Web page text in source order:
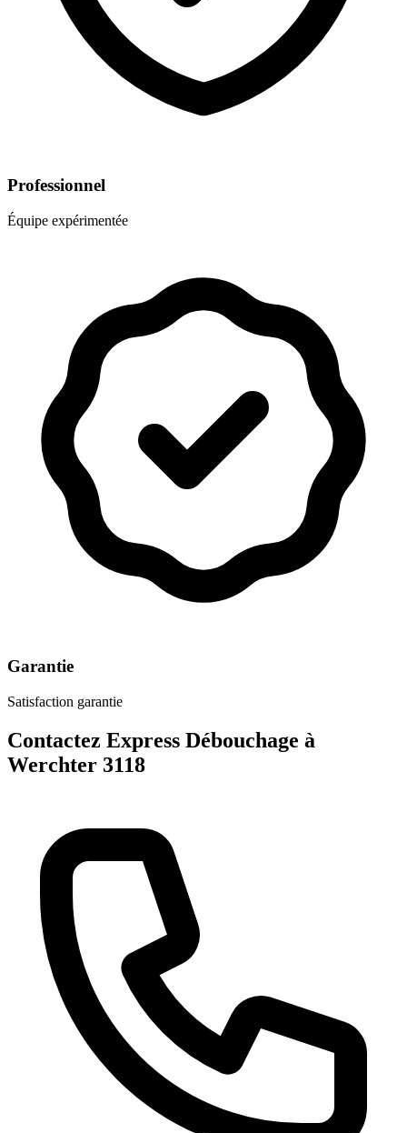
Professionnel
Équipe expérimentée
Garantie
Satisfaction garantie
Contactez Express Débouchage à
Werchter 3118